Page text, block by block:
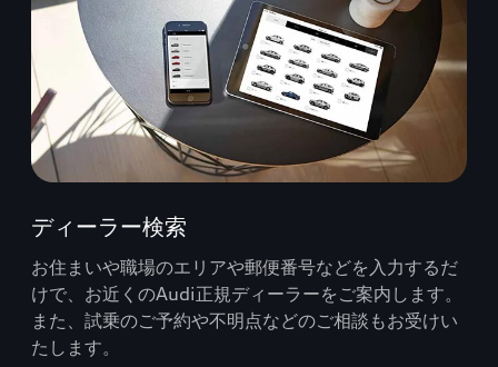
ディーラー検索
お住まいや職場のエリアや郵便番号などを入力するだ
けで、お近くのAudi正規ディーラーをご案内します。
また、試乗のご予約や不明点などのご相談もお受けい
たします。